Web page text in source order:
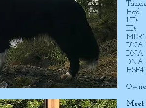
Höjd:
HD:
ED:
DNA
DNA
DNA
Meet